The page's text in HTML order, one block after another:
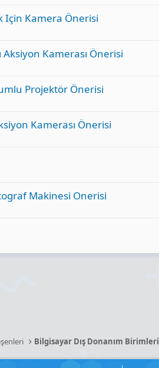
Için Kamera Önerisi
Aksiyon Kamerası Önerisi
Projektör Önerisi
Kamerası Önerisi
Makinesi Onerisi
Bilgisayar Dış Donanım Birimleri